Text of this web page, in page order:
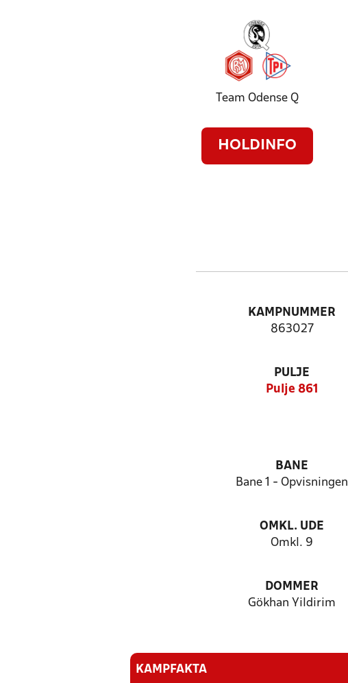
Team Odense Q
HOLDINFO
KAMPNUMMER
863027
PULJE
Pulje 861
BANE
Bane 1 - Opvisningen
OMKL. UDE
Omkl. 9
DOMMER
Gökhan Yildirim
KAMPFAKTA